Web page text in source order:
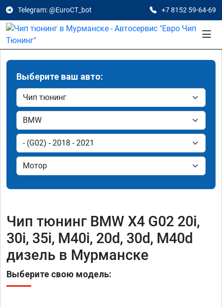
Telegram: @EuroCT_bot +7 8152 59-64-69
Выберите ваш авто:
Чип тюнинг BMW X4 G02 20i,
30i, 35i, M40i, 20d, 30d, M40d
дизель в Мурманске
Выберите свою модель: